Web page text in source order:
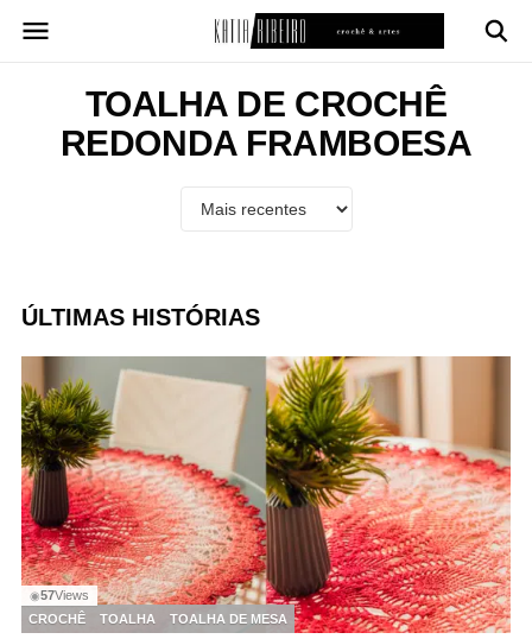
para
TOALHA DE CROCHÊ
REDONDA FRAMBOESA
ÚLTIMAS HISTÓRIAS
◉57Views
CROCHÊ
TOALHA TOALHA DE MESA